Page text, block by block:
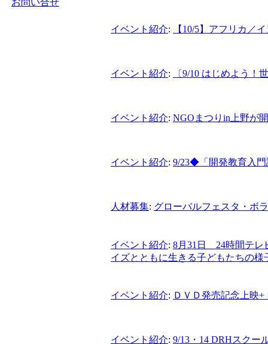
お問い合せ
イベント紹介: 【10/5】アフリカ／
イベント紹介: 〔9/10 はじめよう！
イベント紹介: NGOまつりin上野が
イベント紹介: 9/23◆「開発教育入門
人材募集: グローバルフェスタ・ボ
イベント紹介: 8月31日 24時間テレ
イズとともに生きる子ども
イベント紹介: ＤＶＤ発売記念上映
イベント紹介: 9/13・14 DRHスクー